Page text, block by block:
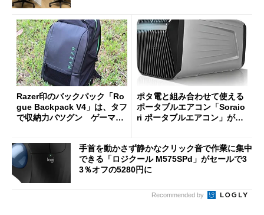
Razer印のバックパック「Ro
gue Backpack V4」は、タフ
で収納力バツグン ゲーマー
ポタ電と組み合わせて使える
ポータブルエアコン「Soraio
ri ポータブルエアコン」がセ
手首を動かさず静かなクリック音で作業に集中
できる「ロジクール M575SPd」がセールで3
3％オフの5280円に
Recommended by